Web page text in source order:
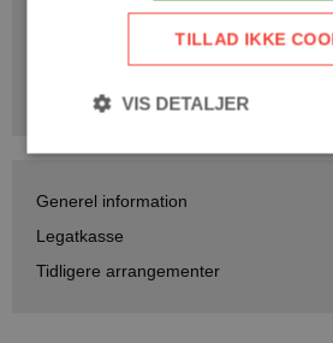
Hjertestarter i hallen
Generel information
Legatkasse
Tidligere arrangementer
TILLAD IKKE
VIS DETALJER
Strengt nødvendige
Strengt nødvendige cookies tillader
kernewebsfunktionalitet såsom bruger
kontostyring. Hjemmesiden kan ikke